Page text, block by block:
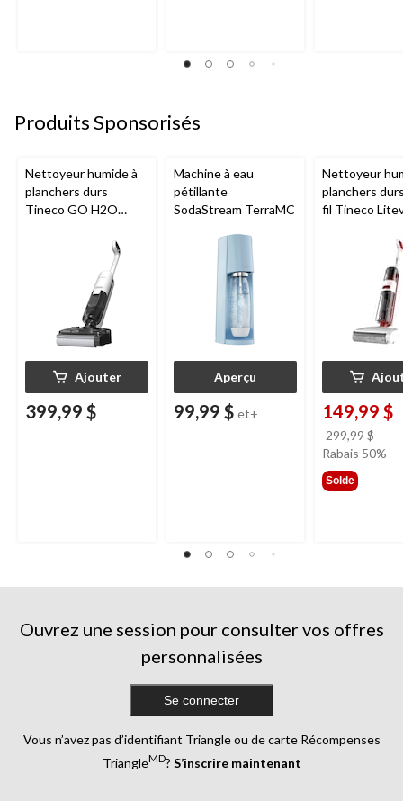
Produits Sponsorisés
Nettoyeur humide à
planchers durs
Tineco GO H2O
Ajouter
399,99 $
Machine à eau
pétillante
SodaStream TerraMC
Aperçu
99,99 $ et+
Nettoyeur
planchers
fil Tineco
149,99 $
299,99 $
était
Rabais 50%
Solde
Ouvrez une session pour consulter vos offres
personnalisées
Se connecter
Vous n’avez pas d’identifiant Triangle ou de carte Récompenses
TriangleMD? S’inscrire maintenant